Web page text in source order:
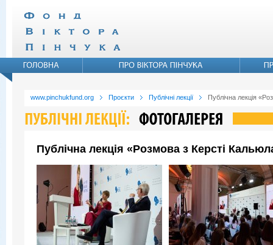
www.pinchukfund.org Проєкти Публічні лекції Публічна лекція
Публічна лекція «Розмова з Керсті